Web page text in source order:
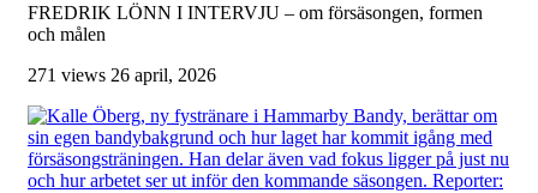
FREDRIK LÖNN I INTERVJU – om försäsongen, formen
och målen
271 views 26 april, 2026